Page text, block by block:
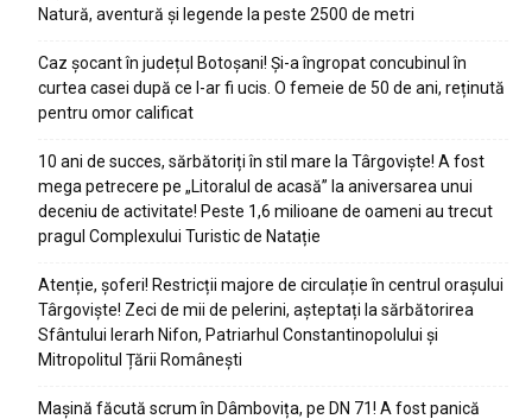
Natură, aventură și legende la peste 2500 de metri
Caz șocant în județul Botoșani! Și-a îngropat concubinul în
curtea casei după ce l-ar fi ucis. O femeie de 50 de ani, reținută
pentru omor calificat
10 ani de succes, sărbătoriți în stil mare la Târgoviște! A fost
mega petrecere pe „Litoralul de acasă” la aniversarea unui
deceniu de activitate! Peste 1,6 milioane de oameni au trecut
pragul Complexului Turistic de Natație
Atenție, șoferi! Restricții majore de circulație în centrul orașului
Târgoviște! Zeci de mii de pelerini, așteptați la sărbătorirea
Sfântului Ierarh Nifon, Patriarhul Constantinopolului și
Mitropolitul Țării Românești
Mașină făcută scrum în Dâmbovița, pe DN 71! A fost panică